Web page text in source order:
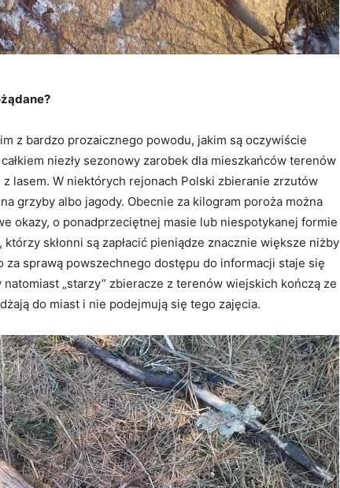
z bardzo prozaicznego powodu, jakim są oczywiście
niezły sezonowy zarobek dla mieszkańców terenów
lasem. W niektórych rejonach Polski zbieranie zrzutów
grzyby albo jagody. Obecnie za kilogram poroża można
okazy, o ponadprzeciętnej masie lub niespotykanej formie
skłonni są zapłacić pieniądze znacznie większe niżby
za sprawą powszechnego dostępu do informacji staje się
„starzy” zbieracze z terenów wiejskich kończą ze
do miast i nie podejmują się tego zajęcia.